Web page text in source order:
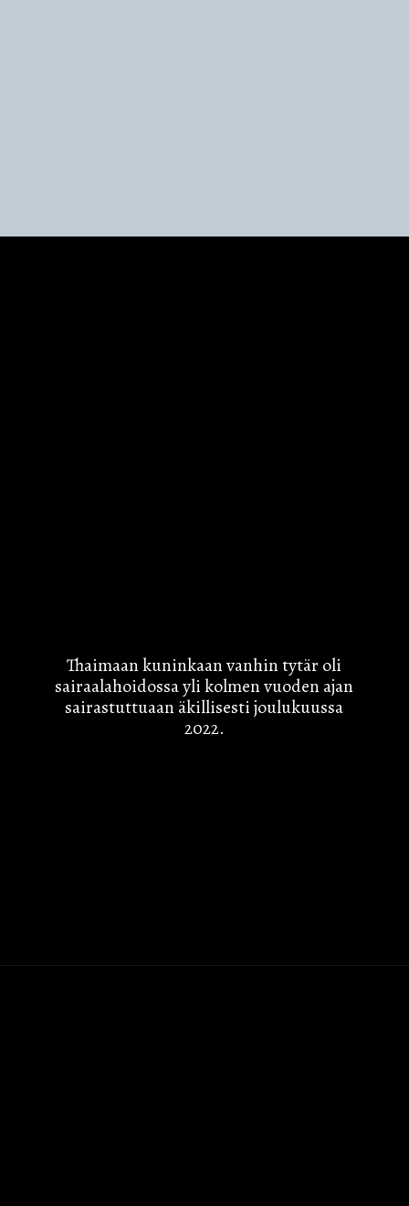
Thaimaan kuninkaan vanhin tytär oli
sairaalahoidossa yli kolmen vuoden ajan
sairastuttuaan äkillisesti joulukuussa
2022.